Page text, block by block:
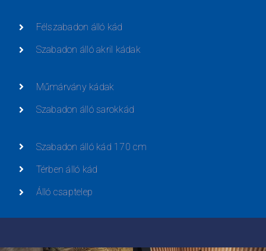
Félszabadon álló kád
Szabadon álló akril kádak
Műmárvány kádak
Szabadon álló sarokkád
Szabadon álló kád 170 cm
Térben álló kád
Álló csaptelep